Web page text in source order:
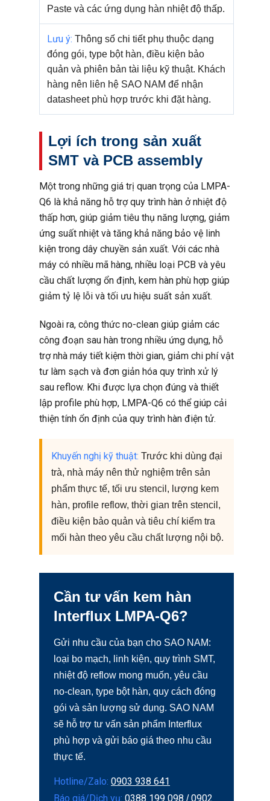
Paste và các ứng dụng hàn nhiệt độ thấp.
Lưu ý: Thông số chi tiết phụ thuộc dạng
đóng gói, type bột hàn, điều kiện bảo
quản và phiên bản tài liệu kỹ thuật. Khách
hàng nên liên hệ SAO NAM để nhận
datasheet phù hợp trước khi đặt hàng.
Lợi ích trong sản xuất
SMT và PCB assembly
Một trong những giá trị quan trọng của LMPA-
Q6 là khả năng hỗ trợ quy trình hàn ở nhiệt độ
thấp hơn, giúp giảm tiêu thụ năng lượng, giảm
ứng suất nhiệt và tăng khả năng bảo vệ linh
kiện trong dây chuyền sản xuất. Với các nhà
máy có nhiều mã hàng, nhiều loại PCB và yêu
cầu chất lượng ổn định, kem hàn phù hợp giúp
giảm tỷ lệ lỗi và tối ưu hiệu suất sản xuất.
Ngoài ra, công thức no-clean giúp giảm các
công đoạn sau hàn trong nhiều ứng dụng, hỗ
trợ nhà máy tiết kiệm thời gian, giảm chi phí vật
tư làm sạch và đơn giản hóa quy trình xử lý
sau reflow. Khi được lựa chọn đúng và thiết
lập profile phù hợp, LMPA-Q6 có thể giúp cải
thiện tính ổn định của quy trình hàn điện tử.
Khuyến nghị kỹ thuật: Trước khi dùng đại
trà, nhà máy nên thử nghiệm trên sản
phẩm thực tế, tối ưu stencil, lượng kem
hàn, profile reflow, thời gian trên stencil,
điều kiện bảo quản và tiêu chí kiểm tra
mối hàn theo yêu cầu chất lượng nội bộ.
Cần tư vấn kem hàn
Interflux LMPA-Q6?
Gửi nhu cầu của bạn cho SAO NAM:
loại bo mạch, linh kiện, quy trình SMT,
nhiệt độ reflow mong muốn, yêu cầu
no-clean, type bột hàn, quy cách đóng
gói và sản lượng sử dụng. SAO NAM
sẽ hỗ trợ tư vấn sản phẩm Interflux
phù hợp và gửi báo giá theo nhu cầu
thực tế.
Hotline/Zalo: 0903 938 641
Báo giá/Dịch vụ: 0388 199 098 /0902